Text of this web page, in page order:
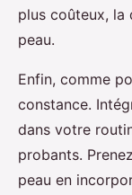
plus coûteux, la
peau.
Enfin, comme
constance.
dans votre
probants.
peau en